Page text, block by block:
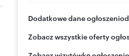
Dodatkowe dane
ul. Jerzmanowska 18
Zobacz wszystkie oferty